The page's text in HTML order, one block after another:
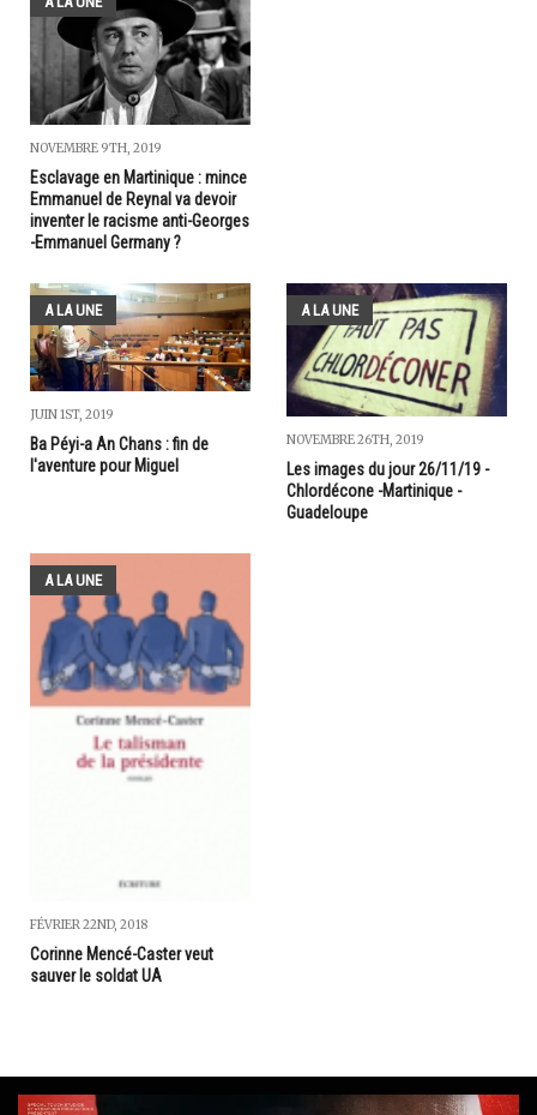
NOVEMBRE 9TH, 2019
Esclavage en Martinique : mince
Emmanuel de Reynal va devoir
inventer le racisme anti-Georges
-Emmanuel Germany ?
A LA UNE
JUIN 1ST, 2019
Ba Péyi-a An Chans : fin de
l'aventure pour Miguel
A LA UNE
NOVEMBRE 26TH, 2019
Les images du jour 26/11/19 -
Chlordécone -Martinique -
Guadeloupe
A LA UNE
FÉVRIER 22ND, 2018
Corinne Mencé-Caster veut
sauver le soldat UA